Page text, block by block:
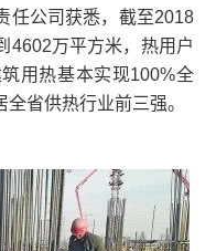
任公司获悉，截至2018
4602万平方米，热用户
用热基本实现100%全
省供热行业前三强。